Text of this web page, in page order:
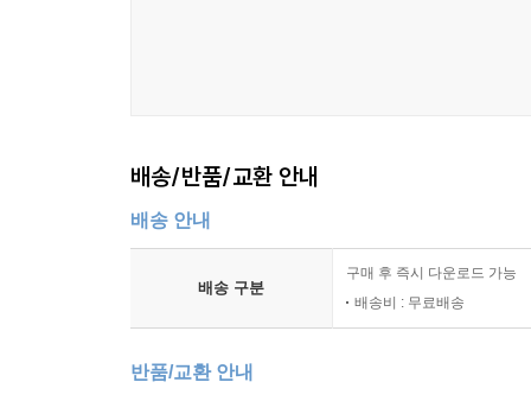
배송/반품/교환 안내
배송 안내
배송 구분
구매 후 즉시 다운로드 가능
배송비 : 무료배송
반품/교환 안내